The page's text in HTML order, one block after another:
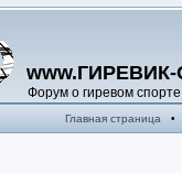
Форум о гиревом спорте
Главная страница •